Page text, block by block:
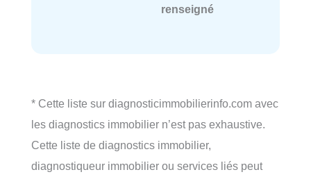
renseigné
* Cette liste sur diagnosticimmobilierinfo.com avec
les diagnostics immobilier n’est pas exhaustive.
Cette liste de diagnostics immobilier,
diagnostiqueur immobilier ou services liés peut